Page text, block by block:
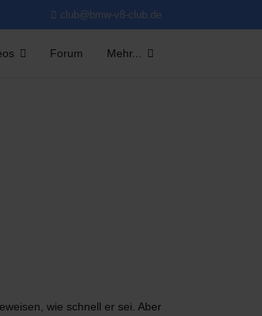
club@bmw-v8-club.de
Forum Mehr...
wie schnell er sei. Aber